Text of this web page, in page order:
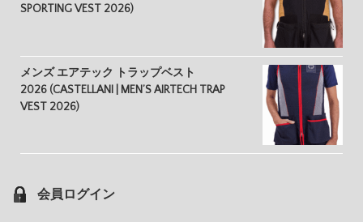
SPORTING VEST 2026)
メンズ エアテック トラップベスト
2026 (CASTELLANI | MEN’S AIRTECH TRAP
VEST 2026)
会員ログイン